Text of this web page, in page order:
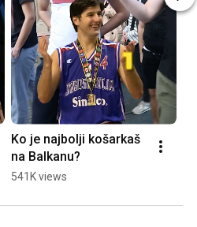
Ko je najbolji košarkaš
na Balkanu?
541K views